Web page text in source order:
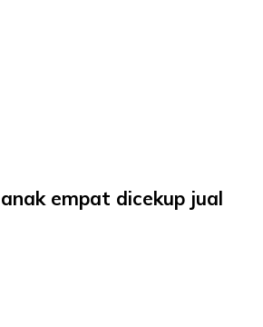
empat dicekup jual